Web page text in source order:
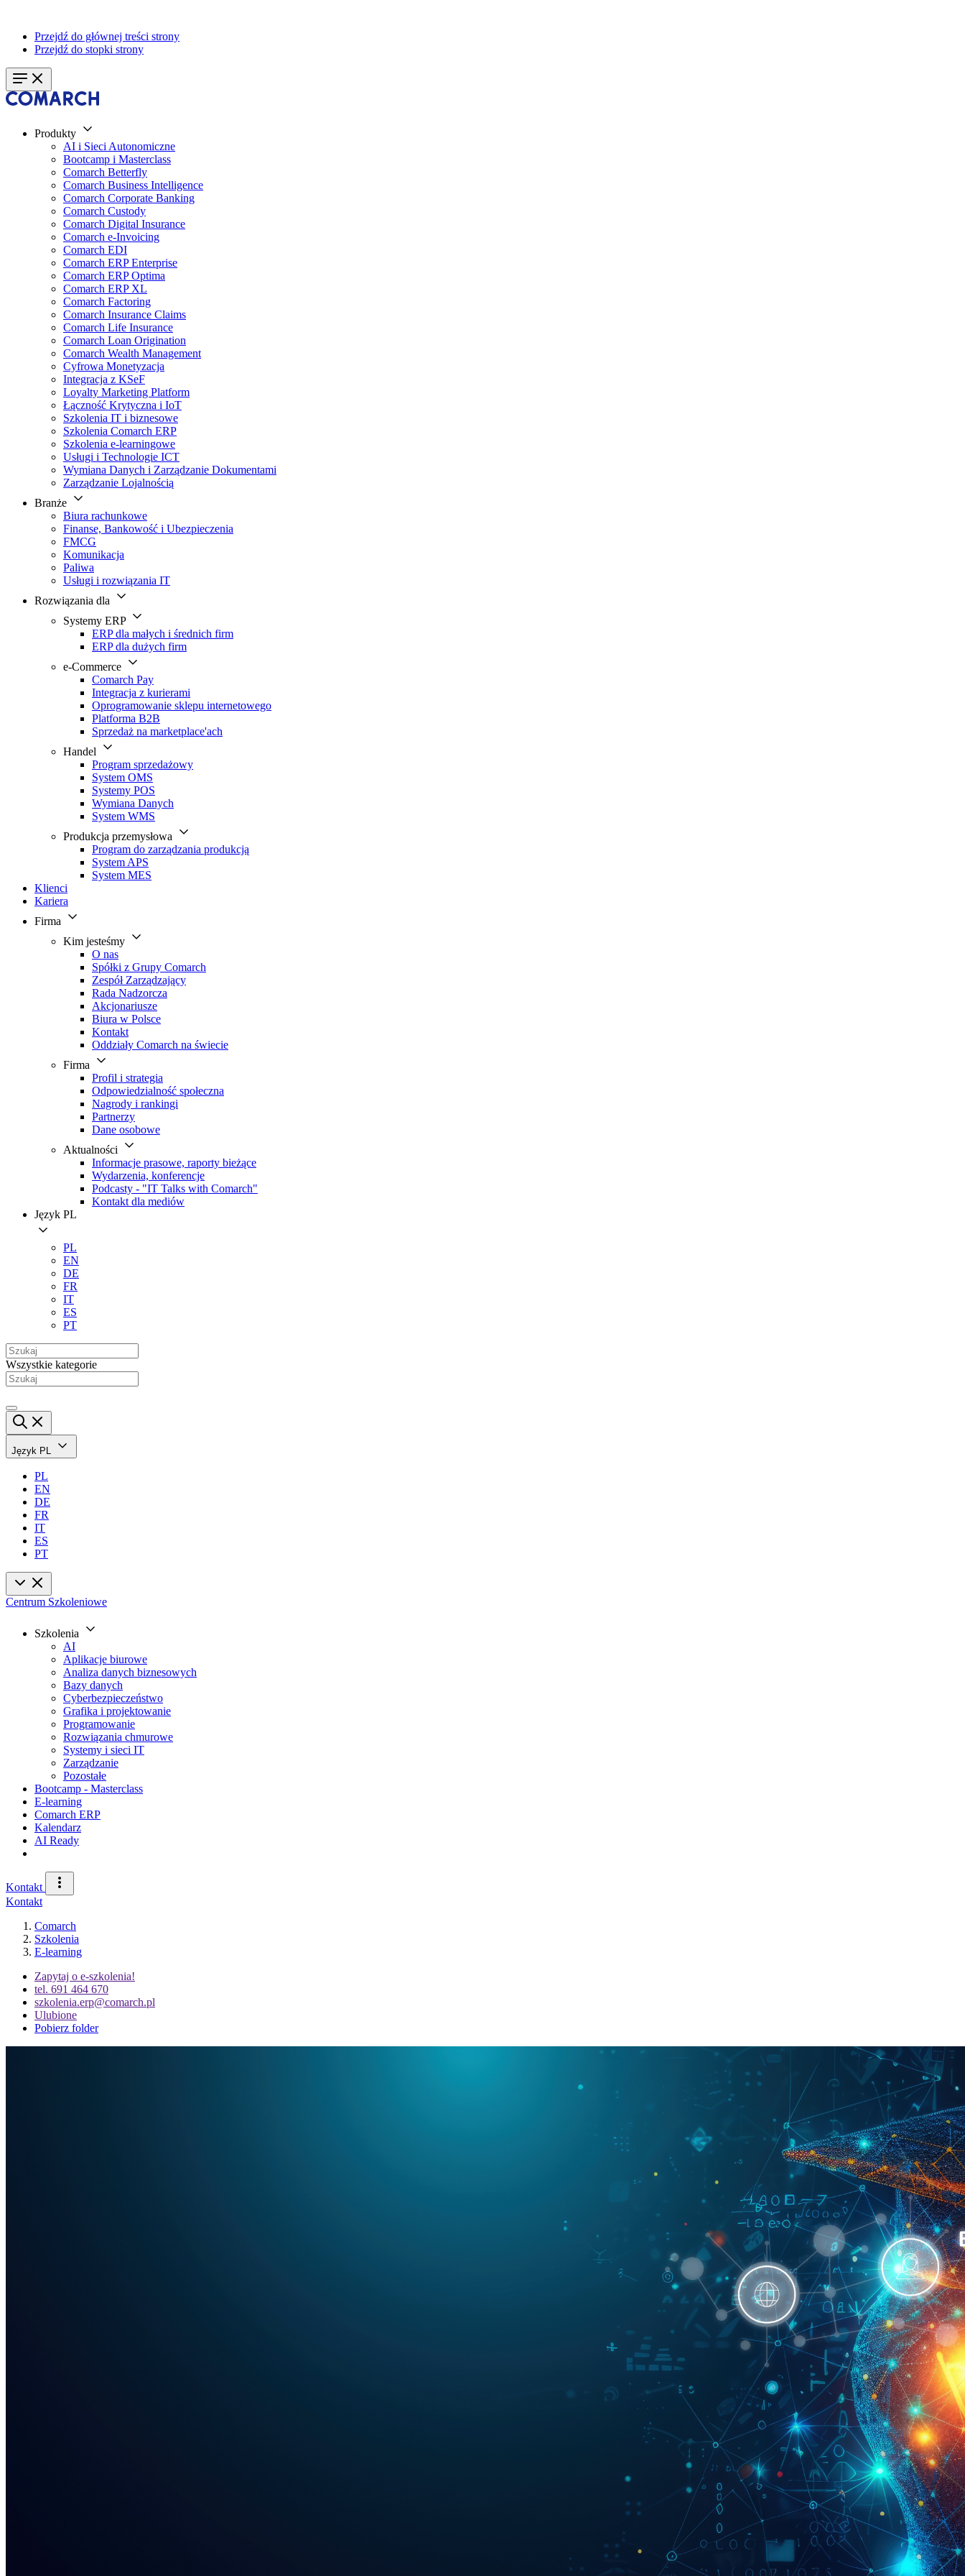
Przejdź do głównej treści strony
Przejdź do stopki strony
Produkty
AI i Sieci Autonomiczne
Bootcamp i Masterclass
Comarch Betterfly
Comarch Business Intelligence
Comarch Corporate Banking
Comarch Custody
Comarch Digital Insurance
Comarch e-Invoicing
Comarch EDI
Comarch ERP Enterprise
Comarch ERP Optima
Comarch ERP XL
Comarch Factoring
Comarch Insurance Claims
Comarch Life Insurance
Comarch Loan Origination
Comarch Wealth Management
Cyfrowa Monetyzacja
Integracja z KSeF
Loyalty Marketing Platform
Łączność Krytyczna i IoT
Szkolenia IT i biznesowe
Szkolenia Comarch ERP
Szkolenia e-learningowe
Usługi i Technologie ICT
Wymiana Danych i Zarządzanie Dokumentami
Zarządzanie Lojalnością
Branże
Biura rachunkowe
Finanse, Bankowość i Ubezpieczenia
FMCG
Komunikacja
Paliwa
Usługi i rozwiązania IT
Rozwiązania dla
Systemy ERP
ERP dla małych i średnich firm
ERP dla dużych firm
e-Commerce
Comarch Pay
Integracja z kurierami
Oprogramowanie sklepu internetowego
Platforma B2B
Sprzedaż na marketplace'ach
Handel
Program sprzedażowy
System OMS
Systemy POS
Wymiana Danych
System WMS
Produkcja przemysłowa
Program do zarządzania produkcją
System APS
System MES
Klienci
Kariera
Firma
Kim jesteśmy
O nas
Spółki z Grupy Comarch
Zespół Zarządzający
Rada Nadzorcza
Akcjonariusze
Biura w Polsce
Kontakt
Oddziały Comarch na świecie
Firma
Profil i strategia
Odpowiedzialność społeczna
Nagrody i rankingi
Partnerzy
Dane osobowe
Aktualności
Informacje prasowe, raporty bieżące
Wydarzenia, konferencje
Podcasty - "IT Talks with Comarch"
Kontakt dla mediów
Język PL
PL
EN
DE
FR
IT
ES
PT
Wszystkie kategorie
Język PL
PL
EN
DE
FR
IT
ES
PT
Centrum Szkoleniowe
Szkolenia
AI
Aplikacje biurowe
Analiza danych biznesowych
Bazy danych
Cyberbezpieczeństwo
Grafika i projektowanie
Programowanie
Rozwiązania chmurowe
Systemy i sieci IT
Zarządzanie
Pozostałe
Bootcamp - Masterclass
E-learning
Comarch ERP
Kalendarz
AI Ready
Kontakt
Kontakt
Comarch
Szkolenia
E-learning
Zapytaj o e-szkolenia!
tel. 691 464 670
szkolenia.erp@comarch.pl
Ulubione
Pobierz folder